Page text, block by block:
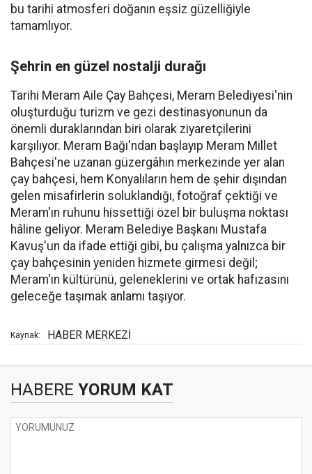
bu tarihi atmosferi doğanın eşsiz güzelliğiyle
tamamlıyor.
Şehrin en güzel nostalji durağı
Tarihi Meram Aile Çay Bahçesi, Meram Belediyesi'nin
oluşturduğu turizm ve gezi destinasyonunun da
önemli duraklarından biri olarak ziyaretçilerini
karşılıyor. Meram Bağı'ndan başlayıp Meram Millet
Bahçesi'ne uzanan güzergâhın merkezinde yer alan
çay bahçesi, hem Konyalıların hem de şehir dışından
gelen misafirlerin soluklandığı, fotoğraf çektiği ve
Meram'ın ruhunu hissettiği özel bir buluşma noktası
hâline geliyor. Meram Belediye Başkanı Mustafa
Kavuş'un da ifade ettiği gibi, bu çalışma yalnızca bir
çay bahçesinin yeniden hizmete girmesi değil;
Meram'ın kültürünü, geleneklerini ve ortak hafızasını
geleceğe taşımak anlamı taşıyor.
Kaynak: HABER MERKEZİ
HABERE YORUM KAT